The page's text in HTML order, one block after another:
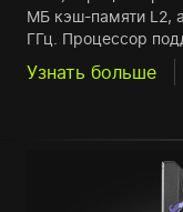
МБ кэш-памяти L2, а
ГГц. Процессор
Узнать больше